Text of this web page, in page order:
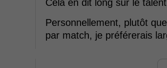
Cela en dit long sur le
Personnellement, plutôt
par match, je préférerais